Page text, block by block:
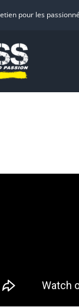
pour les